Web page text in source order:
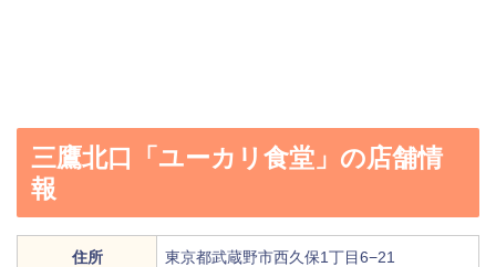
三鷹北口「ユーカリ食堂」の店舗情
報
住所 東京都武蔵野市西久保1丁目6−21